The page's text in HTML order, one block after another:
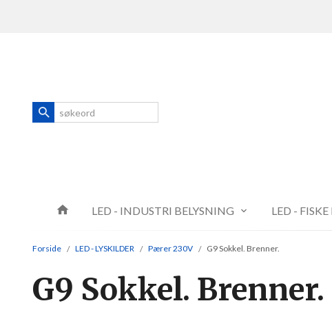
ProdukterLED - INDUSTRI BELYSNING LED -
Forside LED - LYSKILDER Pærer 230V G9 Sokkel. Brenner.
G9 Sokkel. Brenner.